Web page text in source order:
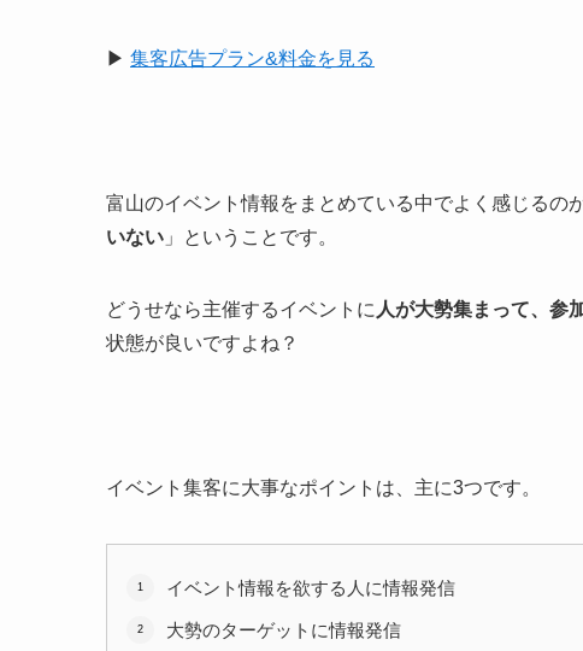
▶︎ 集客広告プラン&料金を見る
富山のイベント情報をまとめている中でよく感じるの
いない 」ということです。
どうせなら主催するイベントに 人が大勢集まって、参
状態が良いですよね？
イベント集客に大事なポイントは、主に3つです。
イベント情報を欲する人に情報発信
大勢のターゲットに情報発信